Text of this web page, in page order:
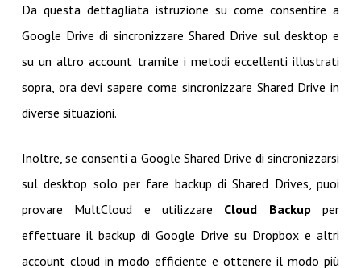
Da questa dettagliata istruzione su come consentire a
Google Drive di sincronizzare Shared Drive sul desktop e
su un altro account tramite i metodi eccellenti illustrati
sopra, ora devi sapere come sincronizzare Shared Drive in
diverse situazioni.
Inoltre, se consenti a Google Shared Drive di sincronizzarsi
sul desktop solo per fare backup di Shared Drives, puoi
provare MultCloud e utilizzare Cloud Backupper
effettuare il backup di Google Drive su Dropbox e altri
account cloud in modo efficiente e ottenere il modo più